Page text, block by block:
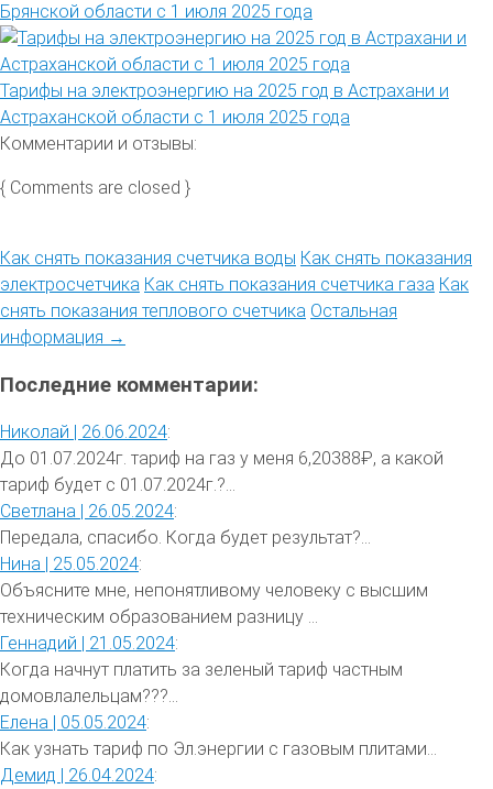
Брянской области с 1 июля 2025 года
Тарифы на электроэнергию на 2025 год в Астрахани и
Астраханской области с 1 июля 2025 года
Комментарии и отзывы:
{ Comments are closed }
Как снять показания счетчика воды Как снять показания
электросчетчика Как снять показания счетчика газа Как
снять показания теплового счетчика Остальная
информация →
Последние комментарии:
Николай | 26.06.2024:
До 01.07.2024г. тариф на газ у меня 6,20388₽, а какой
тариф будет с 01.07.2024г.?...
Светлана | 26.05.2024:
Передала, спасибо. Когда будет результат?...
Нина | 25.05.2024:
Объясните мне, непонятливому человеку с высшим
техническим образованием разницу ...
Геннадий | 21.05.2024:
Когда начнут платить за зеленый тариф частным
домовлалельцам???...
Елена | 05.05.2024:
Как узнать тариф по Эл.энергии с газовым плитами...
Демид | 26.04.2024: